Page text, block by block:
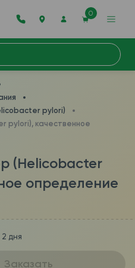
0
pylori)
pylori), качественное
(Helicobacter
определение
2 дня
Заказать